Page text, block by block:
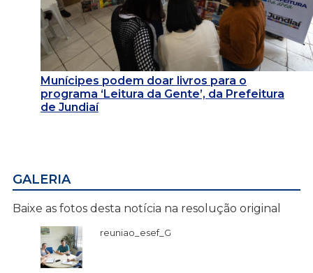
Munícipes podem doar livros para o
programa ‘Leitura da Gente’, da Prefeitura
de Jundiaí
GALERIA
Baixe as fotos desta notícia na resolução original
reuniao_esef_G